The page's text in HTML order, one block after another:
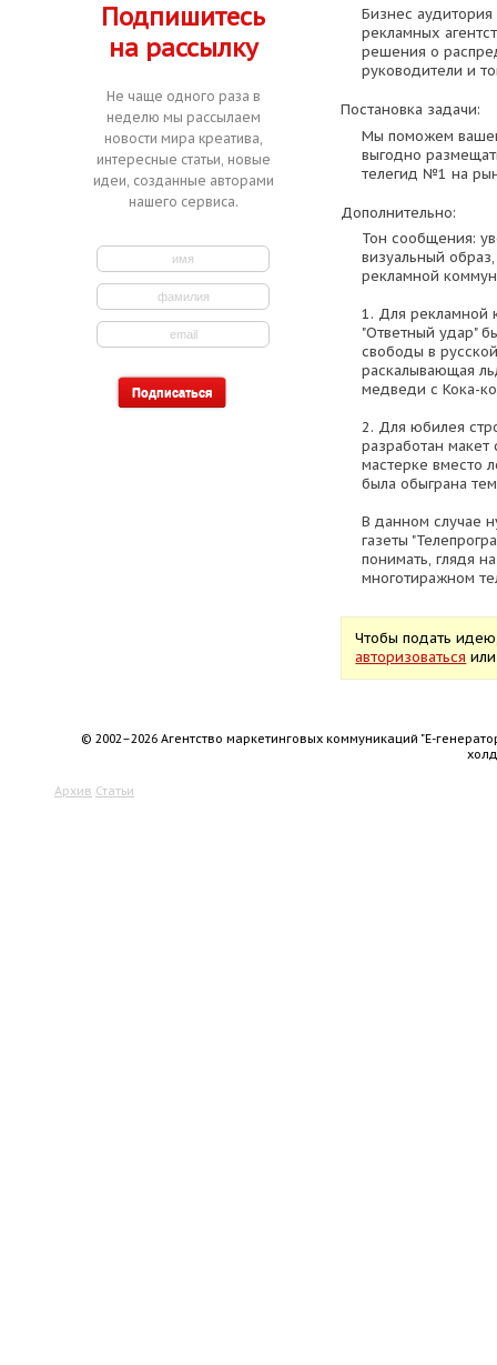
Подпишитесь
на рассылку
Не чаще одного раза в
неделю мы рассылаем
новости мира креатива,
интересные статьи, новые
идеи, созданные авторами
нашего сервиса.
Бизнес
рекламных
решения о
руководители и
Постановка задачи:
Мы поможем
выгодно
телегид №1 на
Дополнительно:
Тон сообщения:
визуальный
рекламной
1. Для рекламной
"Ответный удар"
свободы в
раскалывающая
медведи с Кока-
2. Для юбилея
разработан макет
мастерке вместо
была обыграна
В данном случае
газеты
понимать, глядя
многотиражном
Чтобы подать
авторизоваться
© 2002–2026 Агентство маркетинговых коммуникаций "Е-
Архив Статьи